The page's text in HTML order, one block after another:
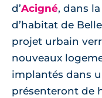
d’Acigné, dans
d’habitat de
projet urbain
nouveaux
implantés dans
présenteront de